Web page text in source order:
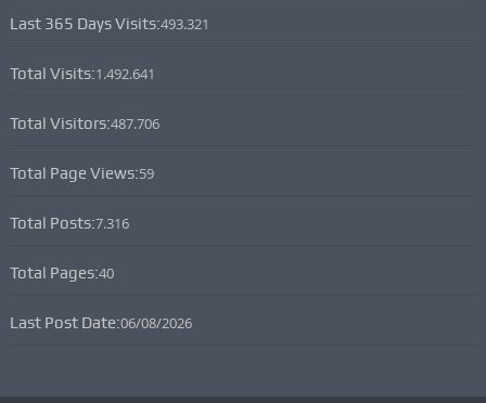
Last 365 Days Visits:493.321
Total Visits:1.492.641
Total Visitors:487.706
Total Page Views:59
Total Posts:7.316
Total Pages:40
Last Post Date:06/08/2026